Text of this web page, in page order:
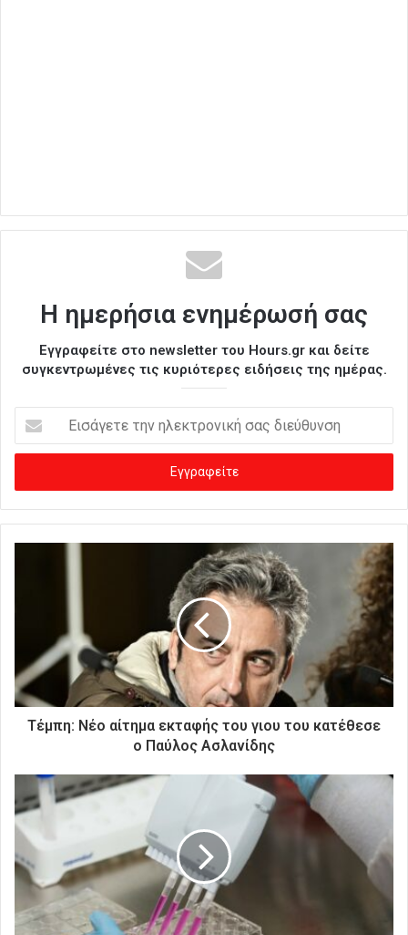
Η ημερήσια ενημέρωσή σας
Εγγραφείτε στο newsletter του Hours.gr και δείτε
συγκεντρωμένες τις κυριότερες ειδήσεις της ημέρας.
σ
γ
ε
κ
τ
κ
ή
α
ς
ι
Τέμπη: Νέο αίτημα εκταφής του γιου του κατέθεσε
ο Παύλος Ασλανίδης